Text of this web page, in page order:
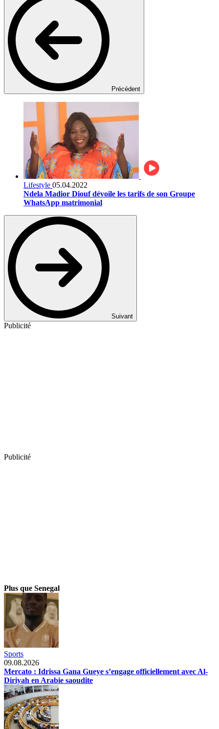
Précédent
Lifestyle 05.04.2022
Ndela Madior Diouf dévoile les tarifs de son Groupe
WhatsApp matrimonial
Suivant
Publicité
Publicité
Plus que Senegal
Sports
09.08.2026
Mercato : Idrissa Gana Gueye s’engage officiellement avec Al-
Diriyah en Arabie saoudite